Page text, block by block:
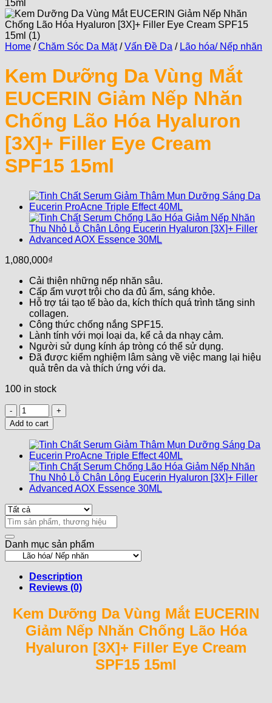
Home / Chăm Sóc Da Mặt / Vấn Đề Da / Lão hóa/ Nếp nhăn
Kem Dưỡng Da Vùng Mắt
EUCERIN Giảm Nếp Nhăn
Chống Lão Hóa Hyaluron
[3X]+ Filler Eye Cream
SPF15 15ml
1,080,000₫
Cải thiện những nếp nhăn sâu.
Cấp ẩm vượt trội cho da đủ ẩm, sáng khỏe.
Hỗ trợ tái tạo tế bào da, kích thích quá trình tăng sinh
collagen.
Công thức chống nắng SPF15.
Lành tính với mọi loại da, kể cả da nhạy cảm.
Người sử dụng kính áp tròng có thể sử dụng.
Đã được kiểm nghiệm lâm sàng về việc mang lại hiệu
quả trên da và thích ứng với da.
100 in stock
Kem
Dưỡng
Da
Vùng
Mắt
EUCERIN
Giảm
Nếp
Nhăn
Chống
Lão
Hóa
Hyaluron
[3X]+
Filler
Eye
Cream
SPF15
quantity
Add to cart
Search
for:
Danh mục sản phẩm
Description
Reviews (0)
Kem Dưỡng Da Vùng Mắt EUCERIN
Giảm Nếp Nhăn Chống Lão Hóa
Hyaluron [3X]+ Filler Eye Cream
SPF15 15ml